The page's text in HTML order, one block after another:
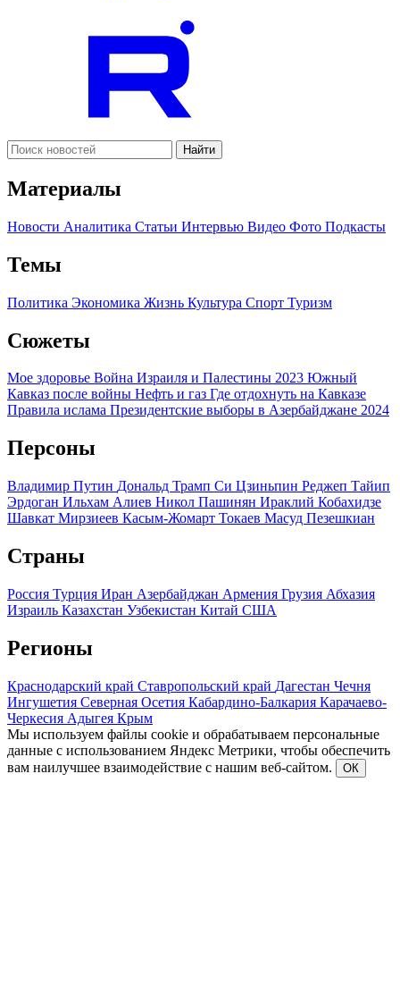
Найти
Материалы
Новости Аналитика Статьи Интервью Видео Фото Подкасты
Темы
Политика Экономика Жизнь Культура Спорт Туризм
Сюжеты
Мое здоровье Война Израиля и Палестины 2023 Южный
Кавказ после войны Нефть и газ Где отдохнуть на Кавказе
Правила ислама Президентские выборы в Азербайджане 2024
Персоны
Владимир Путин Дональд Трамп Си Цзиньпин Реджеп Тайип
Эрдоган Ильхам Алиев Никол Пашинян Ираклий Кобахидзе
Шавкат Мирзиеев Касым-Жомарт Токаев Масуд Пезешкиан
Страны
Россия Турция Иран Азербайджан Армения Грузия Абхазия
Израиль Казахстан Узбекистан Китай США
Регионы
Краснодарский край Ставропольский край Дагестан Чечня
Ингушетия Северная Осетия Кабардино-Балкария Карачаево-
Черкесия Адыгея Крым
Мы используем файлы cookie и обрабатываем персональные
данные с использованием Яндекс Метрики, чтобы обеспечить
вам наилучшее взаимодействие с нашим веб-сайтом.
ОК